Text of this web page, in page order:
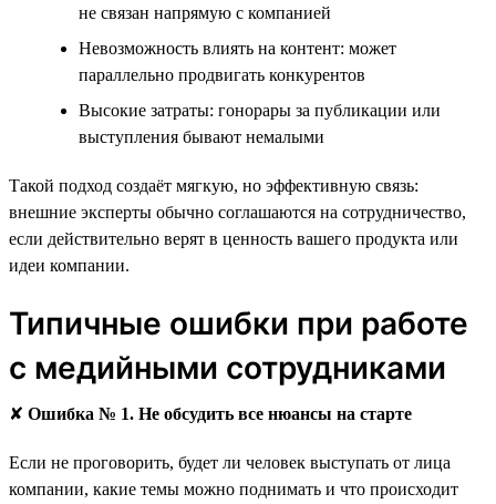
не связан напрямую с компанией
Невозможность влиять на контент: может
параллельно продвигать конкурентов
Высокие затраты: гонорары за публикации или
выступления бывают немалыми
Такой подход создаёт мягкую, но эффективную связь:
внешние эксперты обычно соглашаются на сотрудничество,
если действительно верят в ценность вашего продукта или
идеи компании.
Типичные ошибки при работе
с медийными сотрудниками
✘ Ошибка № 1. Не обсудить все нюансы на старте
Если не проговорить, будет ли человек выступать от лица
компании, какие темы можно поднимать и что происходит